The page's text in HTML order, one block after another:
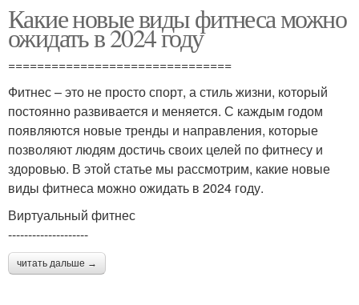
Какие новые виды фитнеса можно
ожидать в 2024 году
===============================
Фитнес – это не просто спорт, а стиль жизни, который
постоянно развивается и меняется. С каждым годом
появляются новые тренды и направления, которые
позволяют людям достичь своих целей по фитнесу и
здоровью. В этой статье мы рассмотрим, какие новые
виды фитнеса можно ожидать в 2024 году.
Виртуальный фитнес
--------------------
читать дальше →